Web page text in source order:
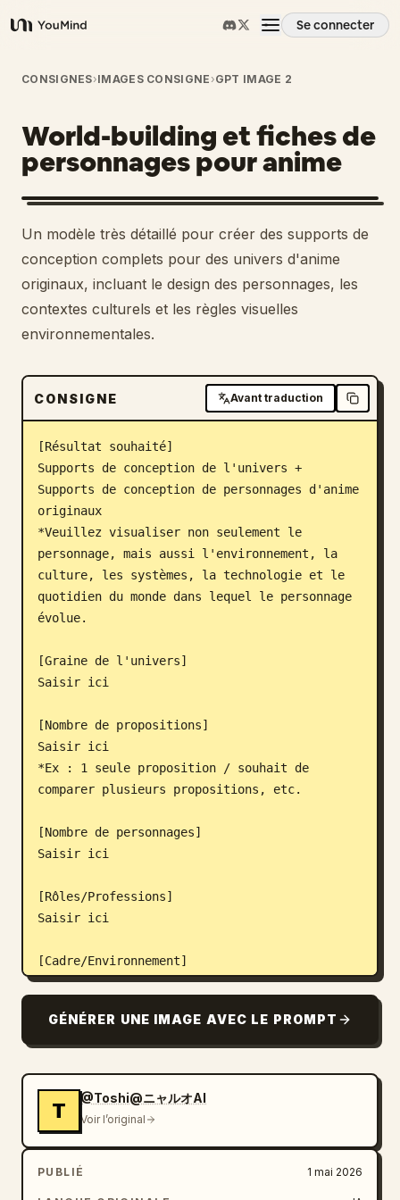
YouMind
Se connecter
Aperçu
Cas d'usage
Compétences
Invites
Tarifs
Blog
Mises à jour
CONSIGNES›IMAGES CONSIGNE ›GPT IMAGE 2
World-building et fiches de
personnages pour anime
Un modèle très détaillé pour créer des supports de
conception complets pour des univers d'anime
originaux, incluant le design des personnages, les
contextes culturels et les règles visuelles
environnementales.
CONSIGNE Avant traduction
[Résultat souhaité]
Supports de conception de l'univers +
Supports de conception de personnages d'anime
originaux
*Veuillez visualiser non seulement le
personnage, mais aussi l'environnement, la
culture, les systèmes, la technologie et le
quotidien du monde dans lequel le personnage
évolue.
[Graine de l'univers]
Saisir ici
[Nombre de propositions]
Saisir ici
*Ex : 1 seule proposition / souhait de
comparer plusieurs propositions, etc.
[Nombre de personnages]
Saisir ici
[Rôles/Professions]
Saisir ici
[Cadre/Environnement]
Saisir ici
nouveaux paramètres pour le climat, le
terrain, les ressources, les dangers, les
fonction des mots-clés saisis.
[Société/Systèmes]
Saisir ici
*Concevez les règles communautaires, la
division du travail, les marqueurs de statut,
GÉNÉRER UNE IMAGE AVEC LE PROMPT
T
@Toshi@ニャルオAI
Voir l’original
PUBLIÉ 1 mai 2026